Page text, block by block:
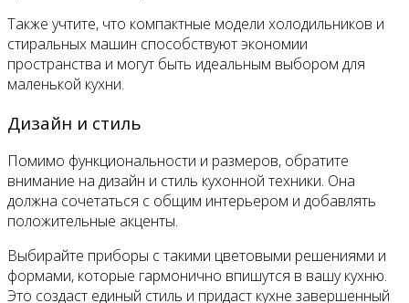
Также учтите, что компактные модели холодильников и
стиральных машин способствуют экономии
пространства и могут быть идеальным выбором для
маленькой кухни.
Дизайн и стиль
Помимо функциональности и размеров, обратите
внимание на дизайн и стиль кухонной техники. Она
должна сочетаться с общим интерьером и добавлять
положительные акценты.
Выбирайте приборы с такими цветовыми решениями и
формами, которые гармонично впишутся в вашу кухню.
Это создаст единый стиль и придаст кухне завершенный